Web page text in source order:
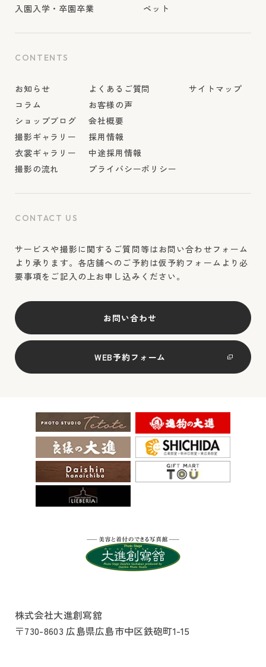
入園入学・卒園卒業
ペット
CONTENTS
お知らせ
コラム
ショップブログ
撮影ギャラリー
衣裳ギャラリー
撮影の流れ
よくあるご質問
お客様の声
会社概要
採用情報
中途採用情報
プライバシーポリシー
サイトマップ
CONTACT US
サービスや撮影に関するご質問等はお問い合わせフォーム
より承ります。各店舗へのご予約は仮予約フォームより必
要事項をご記入の上お申し込みください。
お問い合わせ
WEB予約フォーム
株式会社大進創寫舘
〒730-8603 広島県広島市中区鉄砲町1-15